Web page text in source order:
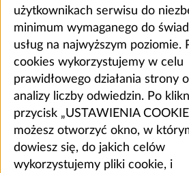
użytkownikach serwisu do
minimum wymaganego do
usług na najwyższym poziomie.
cookies wykorzystujemy w celu
prawidłowego działania strony
analizy liczby odwiedzin. Po
przycisk „USTAWIENIA
możesz otworzyć okno, w
dowiesz się, do jakich celów
wykorzystujemy pliki cookie, i